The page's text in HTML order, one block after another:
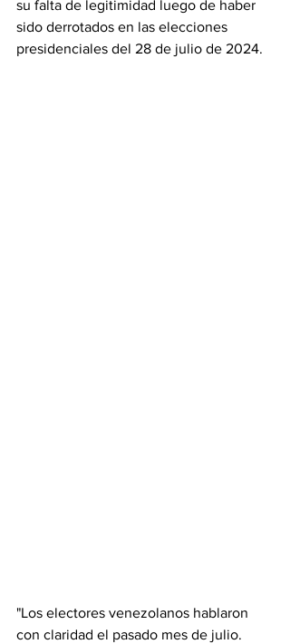
su falta de legitimidad luego de haber
sido derrotados en las elecciones
presidenciales del 28 de julio de 2024.
"Los electores venezolanos hablaron
con claridad el pasado mes de julio.